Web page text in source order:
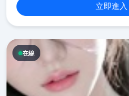
立即進入
在線